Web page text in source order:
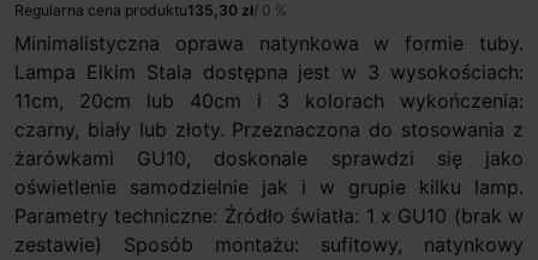
Regularna cena produktu135,30 zł/ 0 %
Minimalistyczna oprawa natynkowa w formie tuby.
Lampa Elkim Stala dostępna jest w 3 wysokościach:
11cm, 20cm lub 40cm i 3 kolorach wykończenia:
czarny, biały lub złoty. Przeznaczona do stosowania z
żarówkami GU10, doskonale sprawdzi się jako
oświetlenie samodzielnie jak i w grupie kilku lamp.
Parametry techniczne: Źródło światła: 1 x GU10 (brak w
zestawie) Sposób montażu: sufitowy, natynkowy